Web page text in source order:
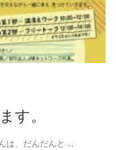
す。
は、だんだんと …